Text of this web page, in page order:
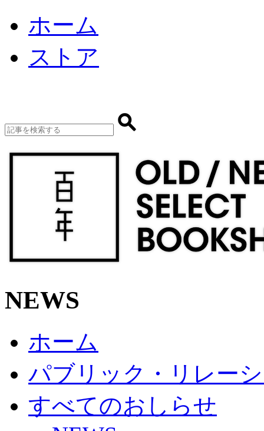
ホーム
ストア
NEWS
ホーム
パブリック・リレー
すべてのおしらせ